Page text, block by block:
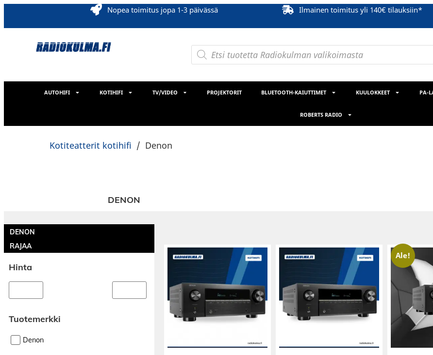
Nopea toimitus jopa 1-3 päivässä Ilmainen toimitus yli 140€ tilauksiin*
AUTOHIFI KOTIHIFI TV/VIDEO PROJEKTORIT BLUETOOTH-KAIUTTIMET KUULOKKEET PA-
ROBERTS RADIO
Kotiteatterit kotihifi / Denon
DENON
DENON
RAJAA
Hinta
Tuotemerkki
Denon
Ale!